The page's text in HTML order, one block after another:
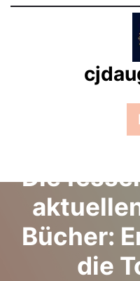
Zum
Die
Bücher:
die